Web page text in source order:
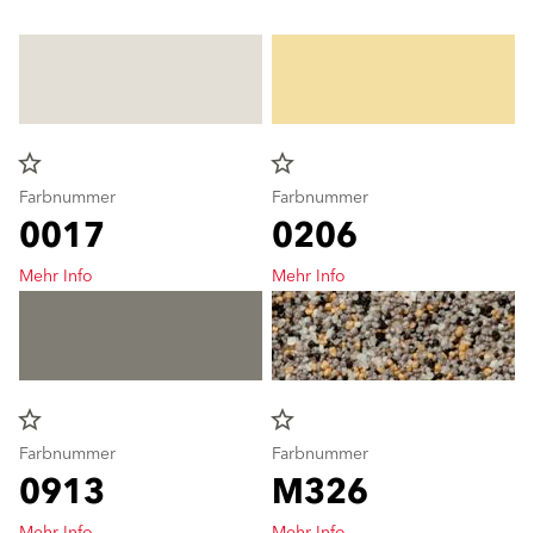
star_border
Farbnummer
0017
Mehr Info
star_border
Farbnummer
0913
star_border
Farbnummer
0206
Mehr Info
star_border
Farbnummer
M326